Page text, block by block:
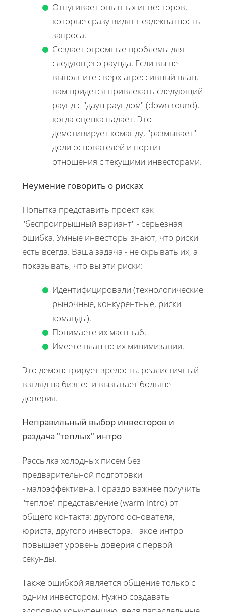
Отпугивает опытных инвесторов,
которые сразу видят неадекватность
запроса.
Создает огромные проблемы для
следующего раунда. Если вы не
выполните сверх-агрессивный план,
вам придется привлекать следующий
раунд с "даун-раундом" (down round),
когда оценка падает. Это
демотивирует команду, "размывает"
доли основателей и портит
отношения с текущими инвесторами.
Неумение говорить о рисках
Попытка представить проект как
"беспроигрышный вариант" - серьезная
ошибка. Умные инвесторы знают, что риски
есть всегда. Ваша задача - не скрывать их, а
показывать, что вы эти риски:
Идентифицировали (технологические,
рыночные, конкурентные, риски
команды).
Понимаете их масштаб.
Имеете план по их минимизации.
Это демонстрирует зрелость, реалистичный
взгляд на бизнес и вызывает больше
доверия.
Неправильный выбор инвесторов и
раздача "теплых" интро
Рассылка холодных писем без
предварительной подготовки
- малоэффективна. Гораздо важнее получить
"теплое" представление (warm intro) от
общего контакта: другого основателя,
юриста, другого инвестора. Такое интро
повышает уровень доверия с первой
секунды.
Также ошибкой является общение только с
одним инвестором. Нужно создавать